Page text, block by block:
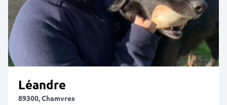
Léandre
89300, Chamvres